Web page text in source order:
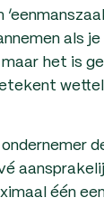
als
het is
één